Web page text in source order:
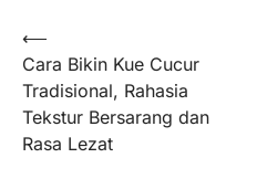
Navigasi
pos
⟵
Cara Bikin Kue Cucur
Tradisional, Rahasia
Tekstur Bersarang dan
Rasa Lezat